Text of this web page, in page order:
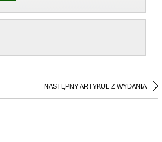
NASTĘPNY ARTYKUŁ Z WYDANIA